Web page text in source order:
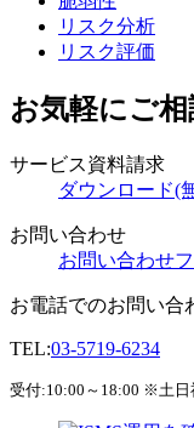
リスク分析
リスク評価
お気軽にご
サービス資料請求
ダウンロード(
お問い合わせ
お問い合わせ
お電話でのお問い合
TEL:03-5719-6234
受付:10:00～18:00 ※土日